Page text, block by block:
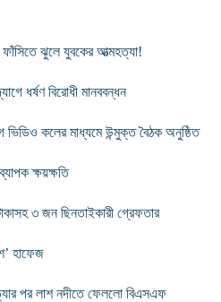
ফাঁসিতে ঝুলে যুবকের আত্মহত্যা!
ধর্ষণ বিরোধী মানববন্ধন
কলের মাধ্যমে উন্মুক্ত বৈঠক অনুষ্ঠিত
ক্ষয়ক্ষতি
৩ জন ছিনতাইকারী গ্রেফতার
হাফেজ
পর লাশ নদীতে ফেললো বিএসএফ